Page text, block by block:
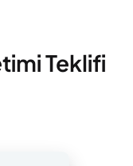
Teklifi